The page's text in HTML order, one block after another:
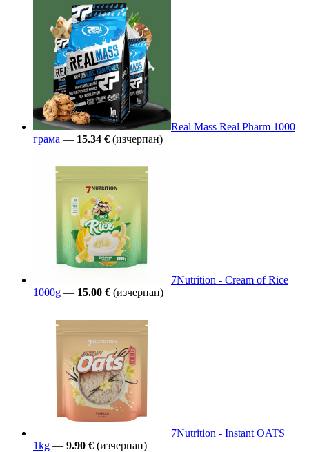
Real Mass Real Pharm 1000
грама — 15.34 € (изчерпан)
7Nutrition - Cream of Rice
1000g — 15.00 € (изчерпан)
7Nutrition - Instant OATS
1kg — 9.90 € (изчерпан)